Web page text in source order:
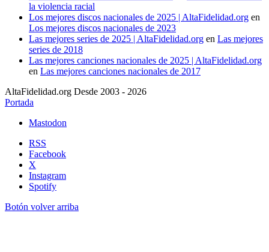
la violencia racial
Los mejores discos nacionales de 2025 | AltaFidelidad.org en
Los mejores discos nacionales de 2023
Las mejores series de 2025 | AltaFidelidad.org en Las mejores
series de 2018
Las mejores canciones nacionales de 2025 | AltaFidelidad.org
en Las mejores canciones nacionales de 2017
AltaFidelidad.org Desde 2003 - 2026
Portada
Mastodon
RSS
Facebook
X
Instagram
Spotify
Botón volver arriba